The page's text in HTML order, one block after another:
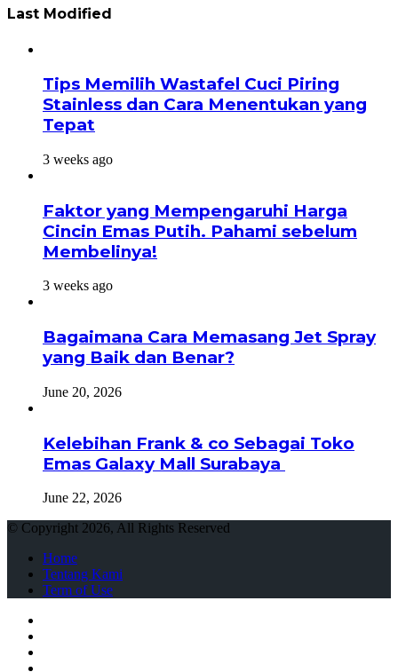
Last Modified
Tips Memilih Wastafel Cuci Piring
Stainless dan Cara Menentukan yang
Tepat
3 weeks ago
Faktor yang Mempengaruhi Harga
Cincin Emas Putih. Pahami sebelum
Membelinya!
3 weeks ago
Bagaimana Cara Memasang Jet Spray
yang Baik dan Benar?
June 20, 2026
Kelebihan Frank & co Sebagai Toko
Emas Galaxy Mall Surabaya
June 22, 2026
© Copyright 2026, All Rights Reserved
Home
Tentang Kami
Term of Use
Facebook
Twitter
WhatsApp
Telegram
Close